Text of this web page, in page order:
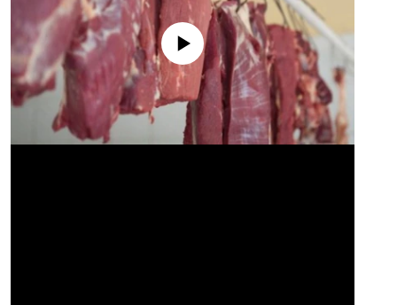
No media source currently available